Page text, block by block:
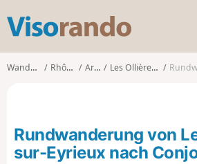
s
o
o
Wanderungen Rhône-Alpes Ardèche Les Ollières-sur-Eyrieux
Rundwanderung von
sur-Eyrieux nach